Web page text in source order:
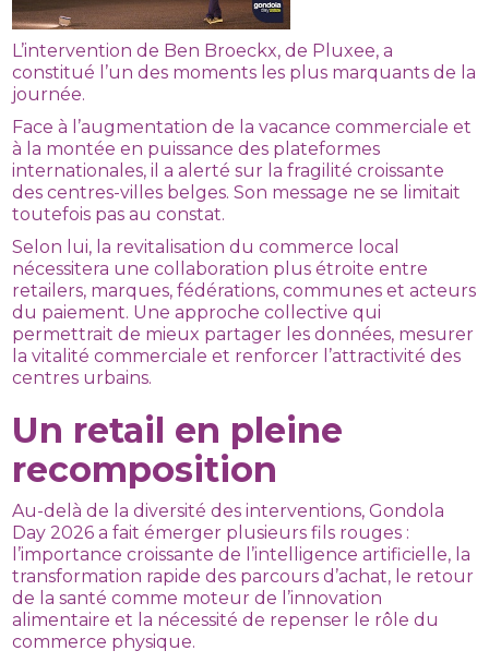
L’intervention de Ben Broeckx, de Pluxee, a
constitué l’un des moments les plus marquants de la
journée.
Face à l’augmentation de la vacance commerciale et
à la montée en puissance des plateformes
internationales, il a alerté sur la fragilité croissante
des centres-villes belges. Son message ne se limitait
toutefois pas au constat.
Selon lui, la revitalisation du commerce local
nécessitera une collaboration plus étroite entre
retailers, marques, fédérations, communes et acteurs
du paiement. Une approche collective qui
permettrait de mieux partager les données, mesurer
la vitalité commerciale et renforcer l’attractivité des
centres urbains.
Un retail en pleine
recomposition
Au-delà de la diversité des interventions, Gondola
Day 2026 a fait émerger plusieurs fils rouges :
l’importance croissante de l’intelligence artificielle, la
transformation rapide des parcours d’achat, le retour
de la santé comme moteur de l’innovation
alimentaire et la nécessité de repenser le rôle du
commerce physique.